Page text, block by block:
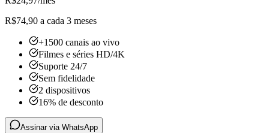
R$74,90 a cada 3 meses
+1500 canais ao vivo
Filmes e séries HD/4K
Suporte 24/7
Sem fidelidade
2 dispositivos
16% de desconto
Assinar via WhatsApp